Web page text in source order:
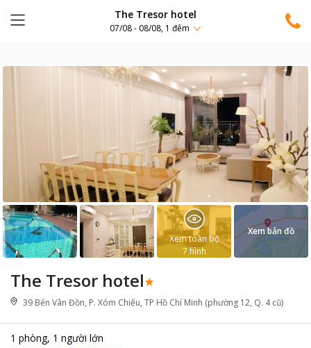
The Tresor hotel
07/08 - 08/08, 1 đêm
The Tresor hotel
39 Bến Vân Đồn, P. Xóm Chiếu, TP Hồ Chí Minh (phường 12, Q. 4 cũ)
1 phòng, 1 người lớn
Xem toàn bộ
7 hình
Xem bản đồ